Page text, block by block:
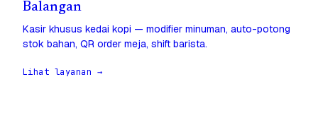
Balangan
Kasir khusus kedai kopi — modifier minuman, auto-potong
stok bahan, QR order meja, shift barista.
Lihat layanan →